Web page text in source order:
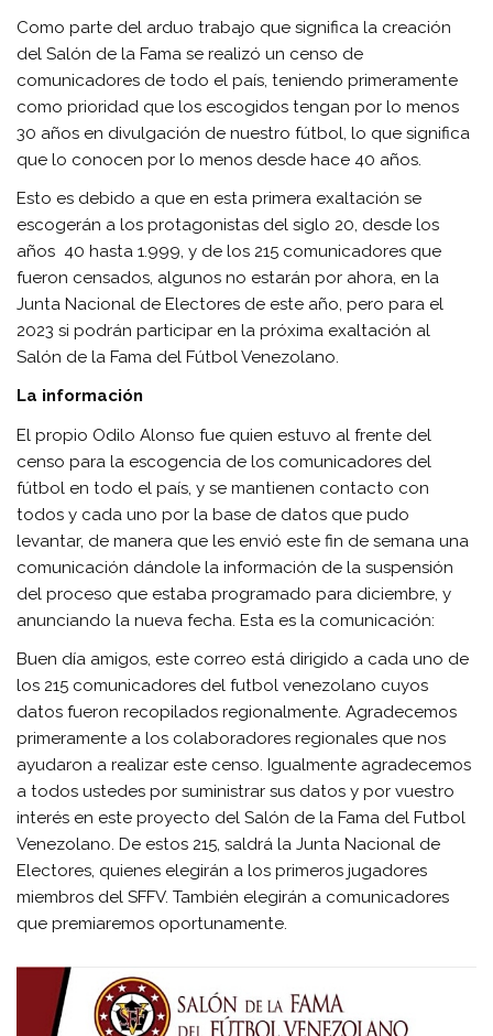
Como parte del arduo trabajo que significa la creación
del Salón de la Fama se realizó un censo de
comunicadores de todo el país, teniendo primeramente
como prioridad que los escogidos tengan por lo menos
30 años en divulgación de nuestro fútbol, lo que significa
que lo conocen por lo menos desde hace 40 años.
Esto es debido a que en esta primera exaltación se
escogerán a los protagonistas del siglo 20, desde los
años 40 hasta 1.999, y de los 215 comunicadores que
fueron censados, algunos no estarán por ahora, en la
Junta Nacional de Electores de este año, pero para el
2023 si podrán participar en la próxima exaltación al
Salón de la Fama del Fútbol Venezolano.
La información
El propio Odilo Alonso fue quien estuvo al frente del
censo para la escogencia de los comunicadores del
fútbol en todo el país, y se mantienen contacto con
todos y cada uno por la base de datos que pudo
levantar, de manera que les envió este fin de semana una
comunicación dándole la información de la suspensión
del proceso que estaba programado para diciembre, y
anunciando la nueva fecha. Esta es la comunicación:
Buen día amigos, este correo está dirigido a cada uno de
los 215 comunicadores del futbol venezolano cuyos
datos fueron recopilados regionalmente. Agradecemos
primeramente a los colaboradores regionales que nos
ayudaron a realizar este censo. Igualmente agradecemos
a todos ustedes por suministrar sus datos y por vuestro
interés en este proyecto del Salón de la Fama del Futbol
Venezolano. De estos 215, saldrá la Junta Nacional de
Electores, quienes elegirán a los primeros jugadores
miembros del SFFV. También elegirán a comunicadores
que premiaremos oportunamente.